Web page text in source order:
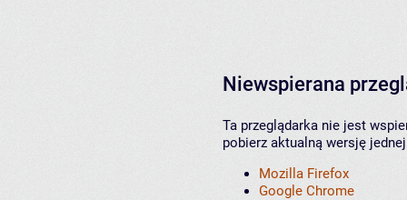
Niewspierana
Ta przeglądarka nie jest
pobierz aktualną wersję
Mozilla Firefox
Google Chrome